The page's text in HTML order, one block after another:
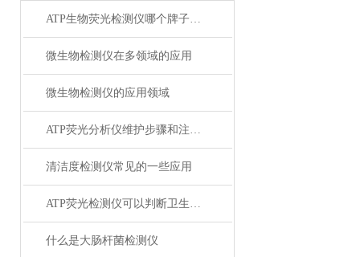
ATP生物荧光检测仪哪个牌子好？这几款性价比测评推荐
微生物检测仪在多领域的应用
微生物检测仪的应用领域
ATP荧光分析仪维护步骤和注意事项
清洁度检测仪常见的一些应用
ATP荧光检测仪可以判断卫生状况吗
什么是大肠杆菌检测仪